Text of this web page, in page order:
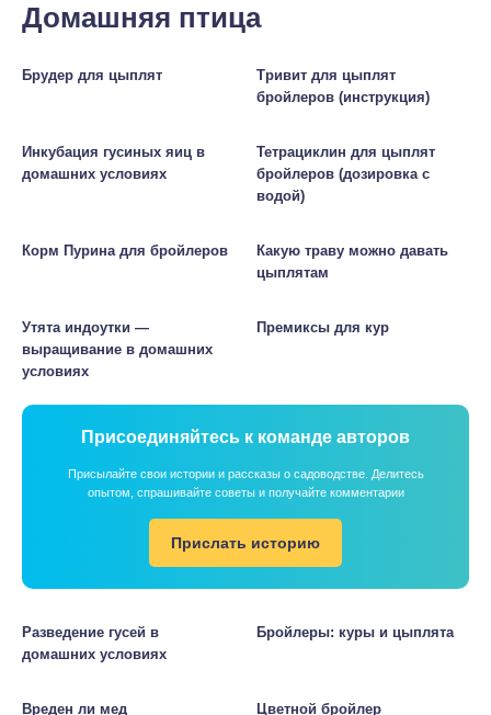
Домашняя птица
Брудер для цыплят
Тривит для цыплят
бройлеров (инструкция)
Инкубация гусиных яиц в
домашних условиях
Тетрациклин для цыплят
бройлеров (дозировка с
водой)
Корм Пурина для бройлеров
Какую траву можно давать
цыплятам
Утята индоутки —
выращивание в домашних
условиях
Премиксы для кур
Присоединяйтесь к команде авторов
Присылайте свои истории и рассказы о садоводстве. Делитесь
опытом, спрашивайте советы и получайте комментарии
Прислать историю
Разведение гусей в
домашних условиях
Бройлеры: куры и цыплята
Вреден ли мед Цветной бройлер